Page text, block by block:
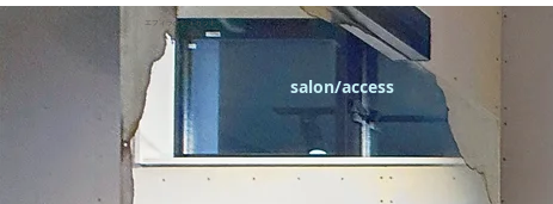
エフィラージュカット
salon/access